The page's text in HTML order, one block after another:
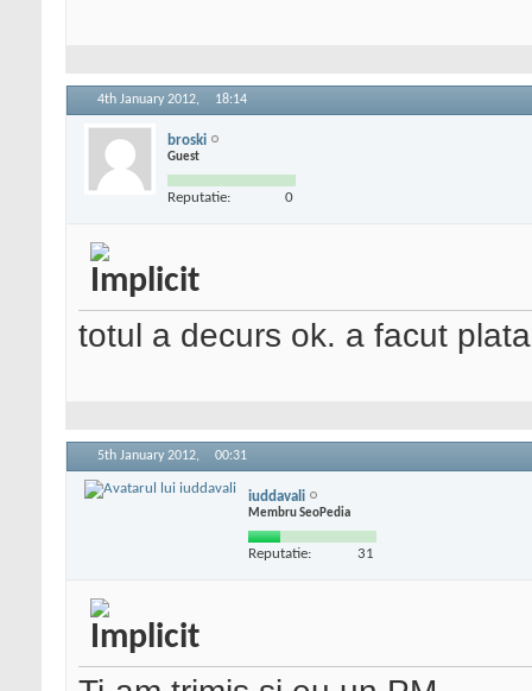
4th January 2012, 18:14
broski
Guest
Reputatie: 0
totul a decurs ok. a facut
5th January 2012, 00:31
iuddavali
Membru SeoPedia
Reputatie: 31